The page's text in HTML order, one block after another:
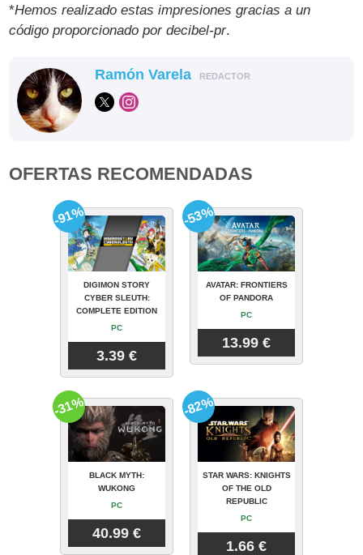
*Hemos realizado estas impresiones gracias a un
código proporcionado por decibel-pr.
Ramón Varela REDACTOR
OFERTAS RECOMENDADAS
DIGIMON STORY
CYBER SLEUTH:
COMPLETE EDITION
PC
3.39 €
-91%
AVATAR: FRONTIERS
OF PANDORA
PC
13.99 €
-53%
BLACK MYTH:
WUKONG
PC
40.99 €
-31%
STAR WARS: KNIGHTS
OF THE OLD
REPUBLIC
PC
1.66 €
-82%